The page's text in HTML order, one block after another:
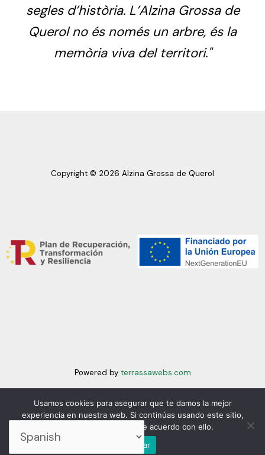
segles d’història. L’Alzina Grossa de
Querol no és només un arbre, és la
memòria viva del territori."
Copyright © 2026 Alzina Grossa de Querol
Powered by terrassawebs.com
Página web financiada por la Unión Europea-
Usamos cookies para asegurar que te damos la mejor
experiencia en nuestra web. Si continúas usando este sitio,
asumiremos que estás de acuerdo con ello.
Aceptar